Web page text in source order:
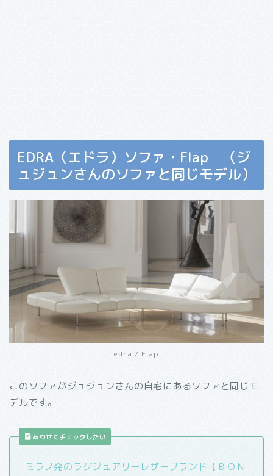
EDRA（エドラ）ソファ・Flap （ジ
ュジュンさんのソファと同じモデル）
edra / Flap
このソファがジュジュンさんの自宅にあるソファと同じモ
デルです。
あわせてチェックしたい
ミラノ発のラグジュアリーレザーブランド【ＢＯＮ